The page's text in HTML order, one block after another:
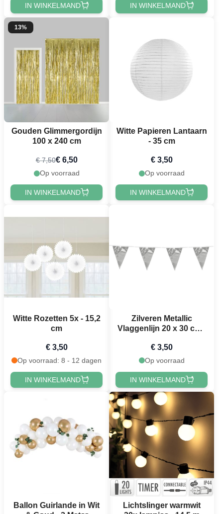
IN WINKELMAND IN WINKELMAND
13%
Gouden Glimmergordijn
100 x 240 cm
€ 7,50€ 6,50
Op voorraad
IN WINKELMAND
Witte Papieren Lantaarn
- 35 cm
€ 3,50
Op voorraad
IN WINKELMAND
Witte Rozetten 5x - 15,2
cm
€ 3,50
Op voorraad: 8 - 12 dagen
IN WINKELMAND
Zilveren Metallic
Vlaggenlijn 20 x 30 cm -
€ 3,50
Op voorraad
IN WINKELMAND
Ballon Guirlande in Wit
Lichtslinger warmwit